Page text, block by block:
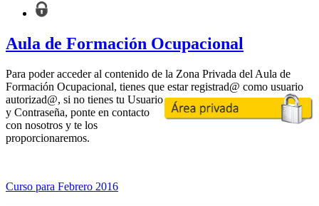
Aula de Formación Ocupacional
Para poder acceder al contenido de la Zona Privada del Aula de
Formación Ocupacional, tienes que estar registrad@ como usuario
autorizad@, si no tienes tu Usuario
y Contraseña, ponte en contacto
con nosotros y te los
proporcionaremos.
Curso para Febrero 2016